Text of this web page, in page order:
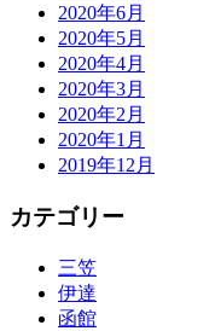
2020年6月
2020年5月
2020年4月
2020年3月
2020年2月
2020年1月
2019年12月
カテゴリー
三笠
伊達
函館